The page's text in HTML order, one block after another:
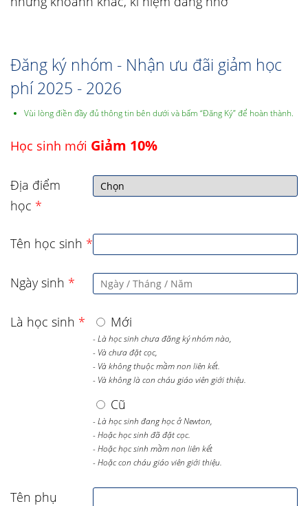
Đăng ký nhóm - Nhận ưu đãi giảm học
phí 2025 - 2026
Vùi lòng điền đầy đủ thông tin bên dưới và bấm “Đăng Ký” để hoàn thành.
Học sinh mới Giảm 10%
Địa điểm
học *
Tên học sinh *
Ngày sinh *
Là học sinh * Mới
- Là học sinh chưa đăng ký nhóm nào,
- Và chưa đặt cọc,
- Và không thuộc mầm non liên kết.
- Và không là con cháu giáo viên giới thiệu.
Cũ
- Là học sinh đang học ở Newton,
- Hoặc học sinh đã đặt cọc.
- Hoặc học sinh mầm non liên kết
- Hoặc con cháu giáo viên giới thiệu.
Tên phụ